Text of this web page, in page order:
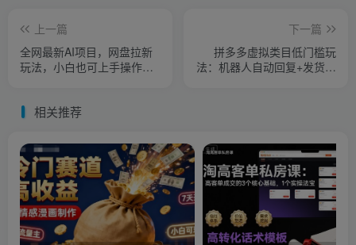
上一篇
全网最新AI项目，网盘拉新
玩法，小白也可上手操作，
下一篇
拼多多虚拟类目低门槛玩
法：机器人自动回复+发货，
相关推荐